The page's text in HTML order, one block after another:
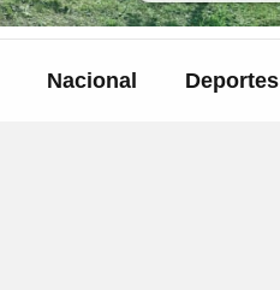
Nacional Deportes